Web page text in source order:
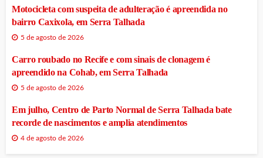
Motocicleta com suspeita de adulteração é apreendida no
bairro Caxixola, em Serra Talhada
5 de agosto de 2026
Carro roubado no Recife e com sinais de clonagem é
apreendido na Cohab, em Serra Talhada
5 de agosto de 2026
Em julho, Centro de Parto Normal de Serra Talhada bate
recorde de nascimentos e amplia atendimentos
4 de agosto de 2026